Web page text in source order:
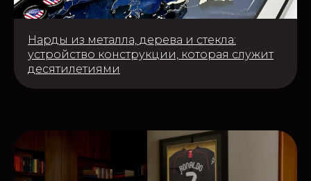
Нарды из металла, дерева и стекла:
устройство конструкции, которая служит
десятилетиями